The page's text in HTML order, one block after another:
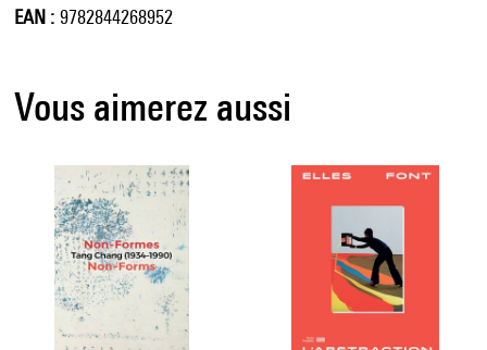
EAN
9782844268952
Vous aimerez aussi